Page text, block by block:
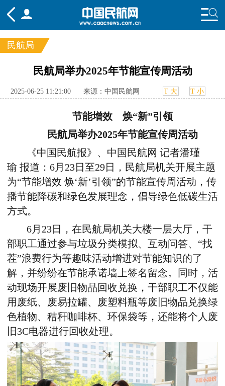
国内 国际
行业
民航局
民航局举办2025年节能宣传周活动
2025-06-25 11:21:00 来源：中国民航网 T 大 T 小
节能增效 焕“新”引领
民航局举办2025年节能宣传周活动
《中国民航报》、 中国民航网 记者潘瑾
瑜 报道： 6月23日至29日，民航局机关开展主题
为“节能增效 焕‘新’引领”的节能宣传周活动，传
播节能降碳和绿色发展理念，倡导绿色低碳生活
方式。
6月23日，在民航局机关大楼一层大厅，干
部职工通过参与垃圾分类模拟、互动问答、“找
茬”浪费行为等趣味活动增进对节能知识的了
解，并纷纷在节能承诺墙上签名留念。同时，活
动现场开展废旧物品回收兑换，干部职工不仅能
用废纸、废易拉罐、废塑料瓶等废旧物品兑换绿
色植物、秸秆咖啡杯、环保袋等，还能将个人废
旧3C电器进行回收处理。